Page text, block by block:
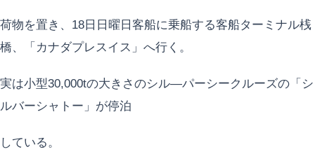
荷物を置き、18日日曜日客船に乗船する客船ターミナル桟
橋、「カナダプレスイス」へ行く。
実は小型30,000tの大きさのシル―パーシークルーズの「シ
ルバーシャトー」が停泊
している。